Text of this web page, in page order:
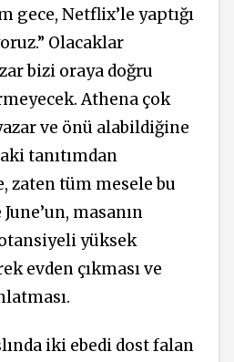
gece, Netflix’le yaptığı
Olacaklar
bizi oraya doğru
Athena çok
ve önü alabildiğine
tanıtımdan
zaten tüm mesele bu
masanın
yüksek
evden çıkması ve
iki ebedi dost falan